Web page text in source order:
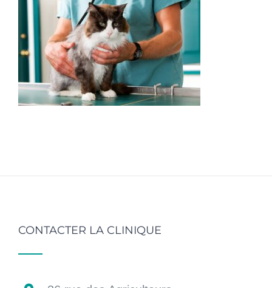
CONTACTER LA CLINIQUE